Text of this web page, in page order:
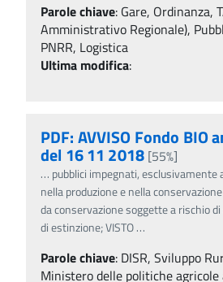
Parole chiave: Gare, Ordinanza,
Amministrativo Regionale),
PNRR, Logistica
Ultima modifica:
PDF: AVVISO Fondo BIO
del 16 11 2018 [55%]
… pubblici impegnati, esclusivamente
nella produzione e nella
da conservazione soggette a rischio
di estinzione; VISTO…
Parole chiave: DISR, Sviluppo
Ministero delle politiche